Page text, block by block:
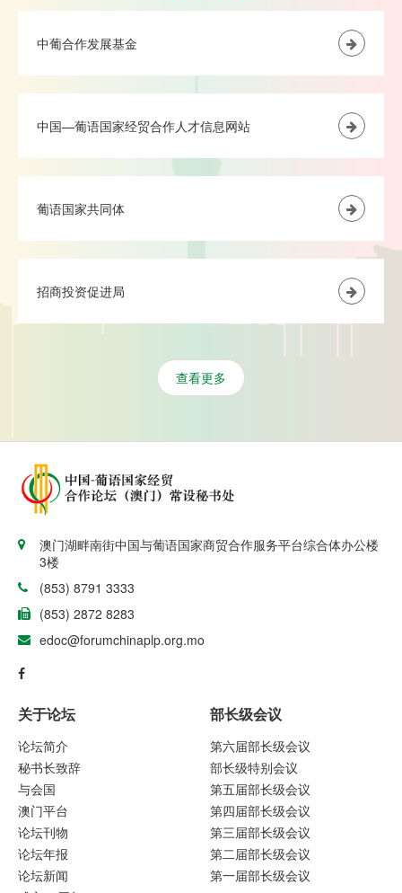
中葡合作发展基金
中国—葡语国家经贸合作人才信息网站
葡语国家共同体
招商投资促进局
查看更多
澳门湖畔南街中国与葡语国家商贸合作服务平台综合体办公楼
3楼
(853) 8791 3333
(853) 2872 8283
edoc@forumchinaplp.org.mo
关于论坛
论坛简介
秘书长致辞
与会国
澳门平台
论坛刊物
论坛年报
论坛新闻
部长级会议
第六届部长级会议
部长级特别会议
第五届部长级会议
第四届部长级会议
第三届部长级会议
第二届部长级会议
第一届部长级会议